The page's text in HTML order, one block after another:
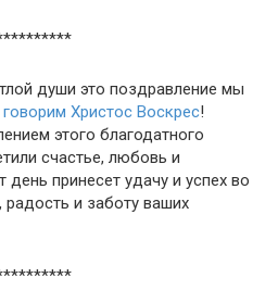
души это поздравление мы
говорим Христос Воскрес!
этого благодатного
счастье, любовь и
день принесет удачу и успех во
радость и заботу ваших